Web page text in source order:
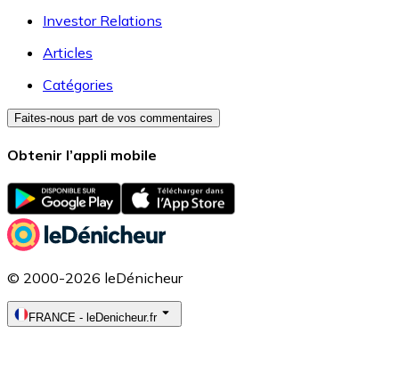
Investor Relations
Articles
Catégories
Faites-nous part de vos commentaires
Obtenir l’appli mobile
© 2000-2026 leDénicheur
FRANCE - leDenicheur.fr